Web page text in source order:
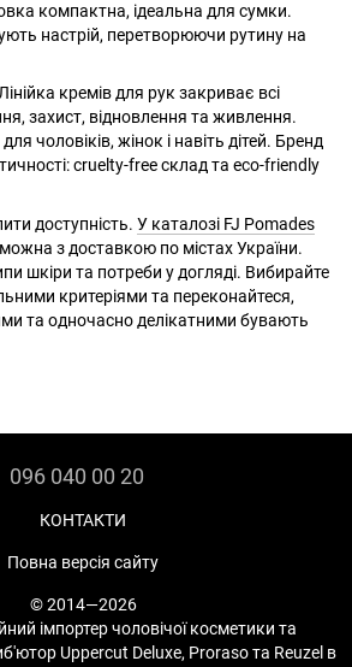
компактна, ідеальна для сумки.
настрій, перетворюючи рутину на
кремів для рук закриває всі
захист, відновлення та живлення.
чоловіків, жінок і навіть дітей. Бренд
cruelty-free склад та eco-friendly
доступність. У каталозі FJ Pomades
з доставкою по містах України.
шкіри та потреби у догляді. Вибирайте
критеріями та переконайтеся,
та одночасно делікатними бувають
096 040 00 20
КОНТАКТИ
Повна версія сайту
© 2014—2026
імпортер чоловічої косметики та
Uppercut Deluxe, Proraso та Reuzel в